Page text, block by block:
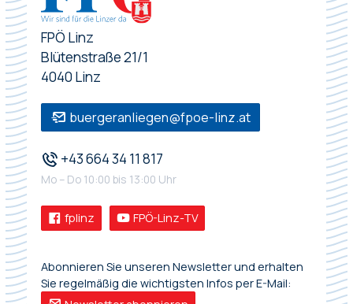
FPÖ Linz
Blütenstraße 21/1
4040 Linz
buergeranliegen@fpoe-linz.at
+43 664 34 11 817
Mo – Do 10:00 bis 13:00 Uhr
fplinz FPÖ-Linz-TV
Abonnieren Sie unseren Newsletter und erhalten
Sie regelmäßig die wichtigsten Infos per E-Mail: